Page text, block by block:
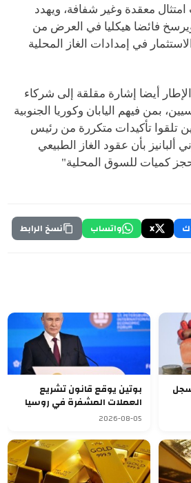
امتثال معقدة وغير شفافة، ويهدد
فائضا هيكليا في العرض من
في إمدادات الغاز المحلية
أيضا إشارة مقلقة إلى شركاء
بمن فيهم اليابان وكوريا الجنوبية
تلقوا تأكيدات متكررة من رئيس
ألبانيز بأن عقود الغاز الطبيعي
حجز كميات للسوق المحلية"
X واتساب نسخ الرابط
الروسي يسجل بوتين يوقع قانون تشريع
العملات المشفرة في روسيا
2026-08-05